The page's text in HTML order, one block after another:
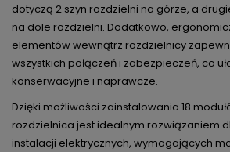
dotyczą 2 szyn rozdzielni na górze, a
na dole rozdzielni. Dodatkowo,
elementów wewnątrz rozdzielnicy
wszystkich połączeń i zabezpieczeń, co
konserwacyjne i naprawcze.
Dzięki możliwości zainstalowania 18
rozdzielnica jest idealnym rozwiązaniem
instalacji elektrycznych, wymagających